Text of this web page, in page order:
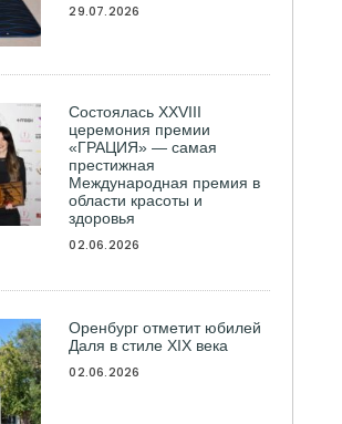
29.07.2026
Состоялась ХXVIII
церемония премии
«ГРАЦИЯ» — самая
престижная
Международная премия в
области красоты и
здоровья
02.06.2026
Оренбург отметит юбилей
Даля в стиле XIX века
02.06.2026